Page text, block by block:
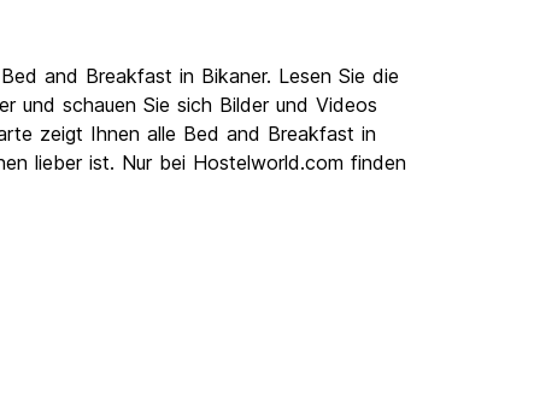
and Breakfast in Bikaner. Lesen Sie die
und schauen Sie sich Bilder und Videos
zeigt Ihnen alle Bed and Breakfast in
lieber ist. Nur bei Hostelworld.com finden